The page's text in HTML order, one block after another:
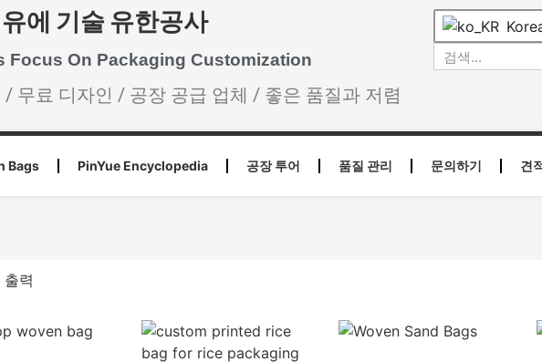
에 기술 유한공사
Focus On Packaging Customization
/ 무료 디자인 / 공장 공급 업체 / 좋은 품질과 저렴
Bags PinYue Encyclopedia 공장 투어 품질 관리 문의하기 견
력